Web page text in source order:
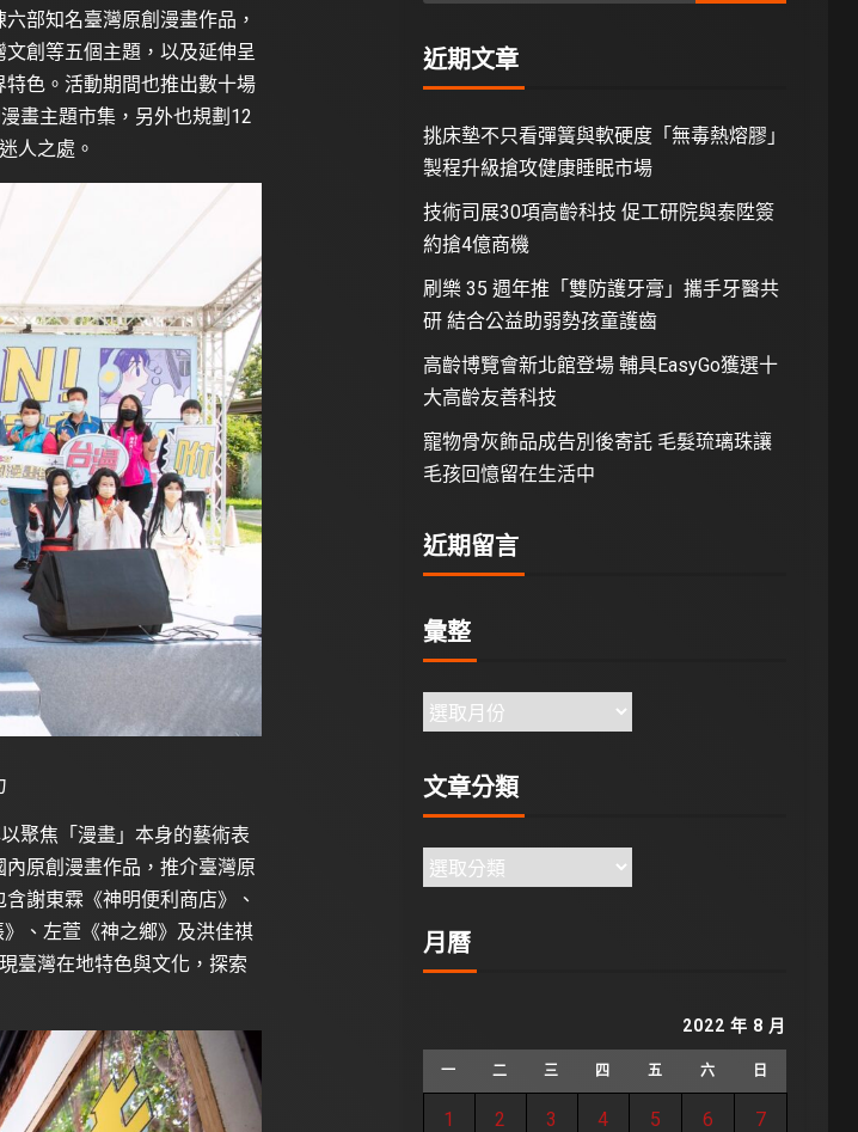
部知名臺灣原創漫畫作品，
創等五個主題，以及延伸呈
色。活動期間也推出數十場
畫主題市集，另外也規劃12
人之處。
聚焦「漫畫」本身的藝術表
原創漫畫作品，推介臺灣原
謝東霖《神明便利商店》、
、左萱《神之鄉》及洪佳祺
臺灣在地特色與文化，探索
近期文章
挑床墊不只看彈簧與軟硬度「無毒熱熔膠」
製程升級搶攻健康睡眠市場
技術司展30項高齡科技 促工研院與泰陞簽
約搶4億商機
刷樂 35 週年推「雙防護牙膏」攜手牙醫共
研 結合公益助弱勢孩童護齒
高齡博覽會新北館登場 輔具EasyGo獲選十
大高齡友善科技
寵物骨灰飾品成告別後寄託 毛髮琉璃珠讓
毛孩回憶留在生活中
近期留言
彙整
文章分類
月曆
2022 年 8 月
一 二 三 四 五 六 日
1 2 3 4 5 6 7